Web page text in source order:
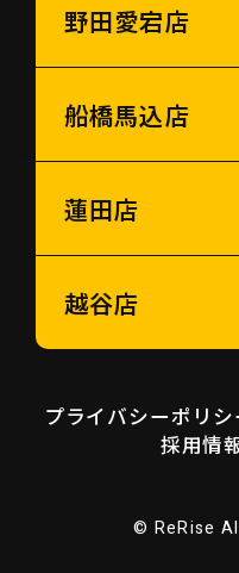
野田愛宕店
船橋馬込店
蓮田店
越谷店
プライバシーポリ
採用情
© ReRise